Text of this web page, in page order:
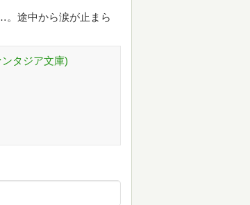
途中から涙が止まら
タジア文庫)